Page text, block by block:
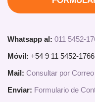
Whatsapp al: 011 5452-
Móvil: +54 9 11 5452-1766
Mail: Consultar por Correo
Enviar: Formulario de